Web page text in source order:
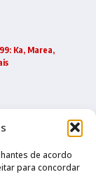
de acordo
para concordar
Ka, Marea,